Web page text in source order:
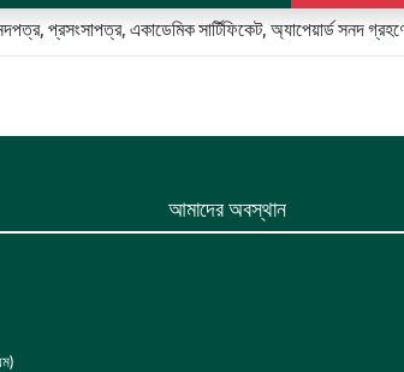
সনদপত্র, প্রসংসাপত্র, একাডেমিক সার্টিফিকেট, অ্যাপেয়ার্ড সনদ
আমাদের অবস্থান